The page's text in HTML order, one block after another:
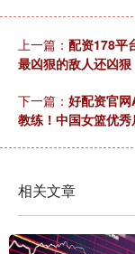
上一篇： 配资178平
最凶狠的敌人还凶狠
下一篇： 好配资官
教练！中国女篮优
相关文章